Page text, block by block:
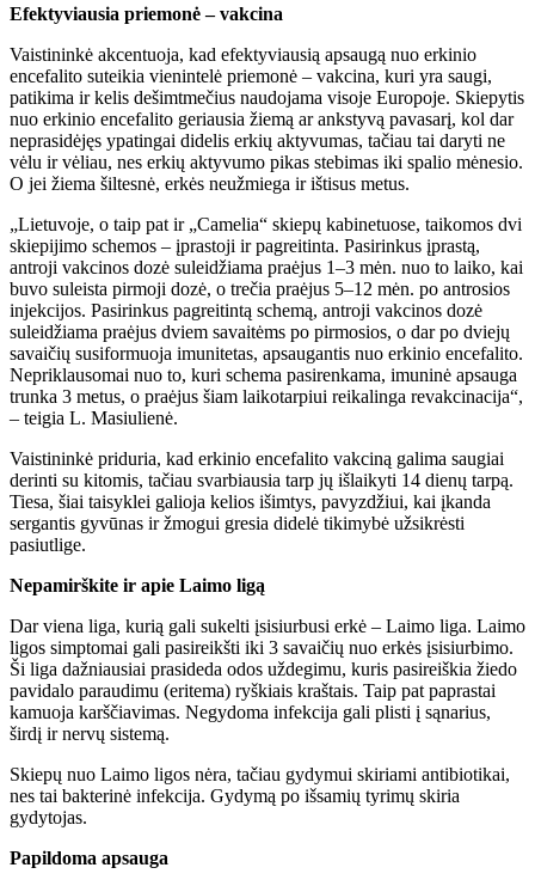
Efektyviausia priemonė – vakcina
Vaistininkė akcentuoja, kad efektyviausią apsaugą nuo erkinio
encefalito suteikia vienintelė priemonė – vakcina, kuri yra saugi,
patikima ir kelis dešimtmečius naudojama visoje Europoje. Skiepytis
nuo erkinio encefalito geriausia žiemą ar ankstyvą pavasarį, kol dar
neprasidėjęs ypatingai didelis erkių aktyvumas, tačiau tai daryti ne
vėlu ir vėliau, nes erkių aktyvumo pikas stebimas iki spalio mėnesio.
O jei žiema šiltesnė, erkės neužmiega ir ištisus metus.
„Lietuvoje, o taip pat ir „Camelia“ skiepų kabinetuose, taikomos dvi
skiepijimo schemos – įprastoji ir pagreitinta. Pasirinkus įprastą,
antroji vakcinos dozė suleidžiama praėjus 1–3 mėn. nuo to laiko, kai
buvo suleista pirmoji dozė, o trečia praėjus 5–12 mėn. po antrosios
injekcijos. Pasirinkus pagreitintą schemą, antroji vakcinos dozė
suleidžiama praėjus dviem savaitėms po pirmosios, o dar po dviejų
savaičių susiformuoja imunitetas, apsaugantis nuo erkinio encefalito.
Nepriklausomai nuo to, kuri schema pasirenkama, imuninė apsauga
trunka 3 metus, o praėjus šiam laikotarpiui reikalinga revakcinacija“,
– teigia L. Masiulienė.
Vaistininkė priduria, kad erkinio encefalito vakciną galima saugiai
derinti su kitomis, tačiau svarbiausia tarp jų išlaikyti 14 dienų tarpą.
Tiesa, šiai taisyklei galioja kelios išimtys, pavyzdžiui, kai įkanda
sergantis gyvūnas ir žmogui gresia didelė tikimybė užsikrėsti
pasiutlige.
Nepamirškite ir apie Laimo ligą
Dar viena liga, kurią gali sukelti įsisiurbusi erkė – Laimo liga. Laimo
ligos simptomai gali pasireikšti iki 3 savaičių nuo erkės įsisiurbimo.
Ši liga dažniausiai prasideda odos uždegimu, kuris pasireiškia žiedo
pavidalo paraudimu (eritema) ryškiais kraštais. Taip pat paprastai
kamuoja karščiavimas. Negydoma infekcija gali plisti į sąnarius,
širdį ir nervų sistemą.
Skiepų nuo Laimo ligos nėra, tačiau gydymui skiriami antibiotikai,
nes tai bakterinė infekcija. Gydymą po išsamių tyrimų skiria
gydytojas.
Papildoma apsauga